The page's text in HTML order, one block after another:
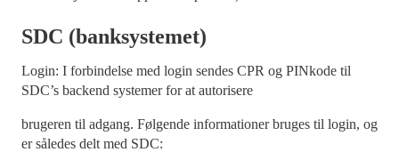
SDC (banksystemet)
Login: I forbindelse med login sendes CPR og PINkode til
SDC’s backend systemer for at autorisere
brugeren til adgang. Følgende informationer bruges til login, og
er således delt med SDC: